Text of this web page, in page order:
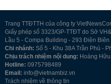
Trang TTĐTTH của công ty
Giấy phép số 3323/GP-TTĐT do Sở
Lầu 5 - Compa Building - 293 Điện
Chi nhánh: Số 5 - Khu 38A Trần Phú -
Chịu trách nhiệm nội dung: Hoàng
Hotline: 0975798489
Email: info@vietnambiz.vn
Trách nhiệm về thông tin